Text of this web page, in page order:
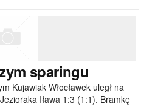
sparingu
Kujawiak Włocławek uległ na
Iława 1:3 (1:1). Bramkę